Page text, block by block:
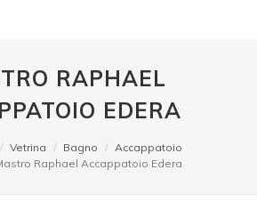
RAPHAEL
EDERA
Vetrina Bagno
Accappatoio
Raphael Accappatoio Edera